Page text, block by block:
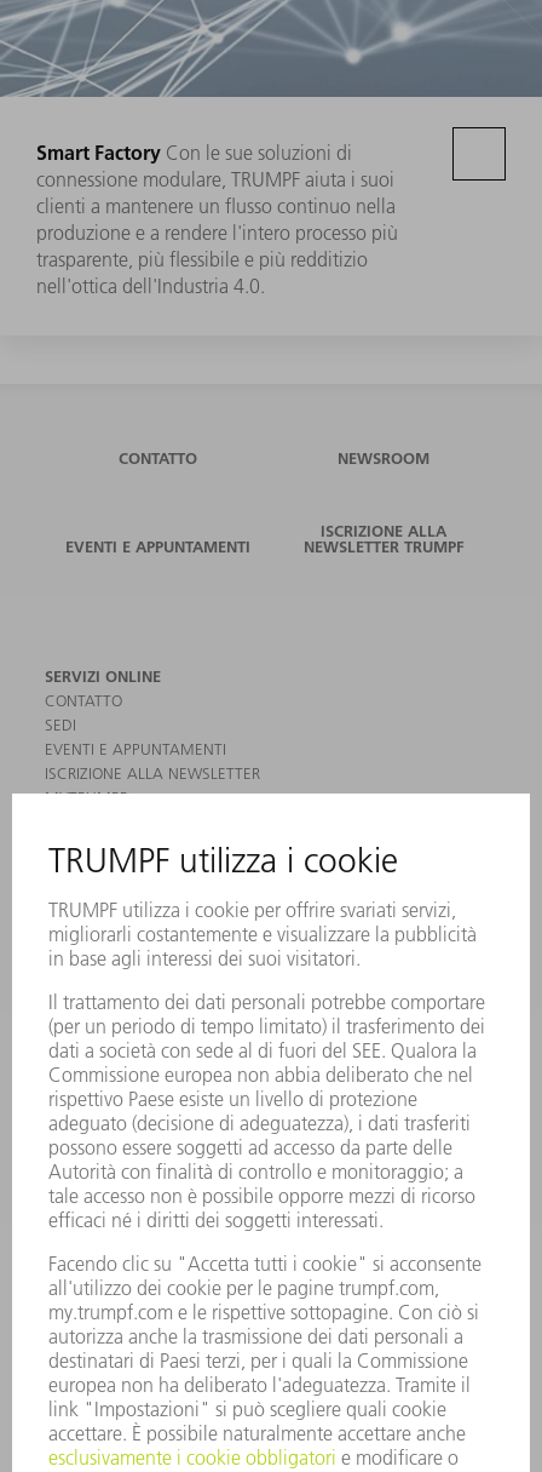
Smart Factory Con le sue soluzioni di
connessione modulare, TRUMPF aiuta i suoi
clienti a mantenere un flusso continuo nella
produzione e a rendere l'intero processo più
trasparente, più flessibile e più redditizio
nell'ottica dell'Industria 4.0.
CONTATTO NEWSROOM
EVENTI E APPUNTAMENTI
ISCRIZIONE ALLA
NEWSLETTER TRUMPF
SERVIZI ONLINE
CONTATTO
SEDI
EVENTI E APPUNTAMENTI
ISCRIZIONE ALLA NEWSLETTER
MYTRUMPF
PRODOTTI
MACCHINE & SISTEMI
ELETTRONICA DI POTENZA
MACCHINE UTENSILI ELETTRICHE
SMART FACTORY
SOFTWARE
SERVICES
APPLICAZIONI
SETTORI
L'AZIENDA
CARRIERA
OFFERTE DI LAVORO
PROFILO DELL'AZIENDA
PRESIDENZA
RELAZIONE DI BILANCIO
PRINCIPI AZIENDALI
COMPLIANCE
SISTEMA DI WHISTLEBLOWING
SECURITY
COMUNICATI STAMPA
RIVISTE
SOSTENIBILITÀ
CLIMA E AMBIENTE
IMPEGNO SOCIALE E COMUNITARIO
GOVERNANCE AZIENDALE